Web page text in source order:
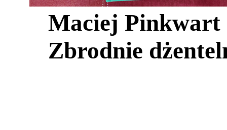
Maciej Pinkwart
Zbrodnie